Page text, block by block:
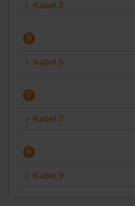
Kabel 3
5
Kabel 5
7
Kabel 7
9
Kabel 9